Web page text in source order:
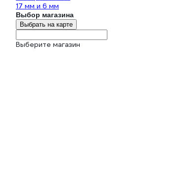
17 мм и 6 мм
Выбор магазина
Выбрать на карте
Выберите магазин